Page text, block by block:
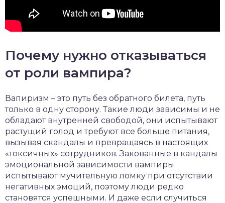
Почему нужно отказываться
от роли вампира?
Вапиризм – это путь без обратного билета, путь
только в одну сторону. Такие люди зависимы и не
обладают внутренней свободой, они испытывают
растущий голод и требуют все больше питания,
вызывая скандалы и превращаясь в настоящих
«токсичных» сотрудников. Закованные в кандалы
эмоциональной зависимости вампиры
испытывают мучительную ломку при отсутствии
негативных эмоций, поэтому люди редко
становятся успешными. И даже если случиться